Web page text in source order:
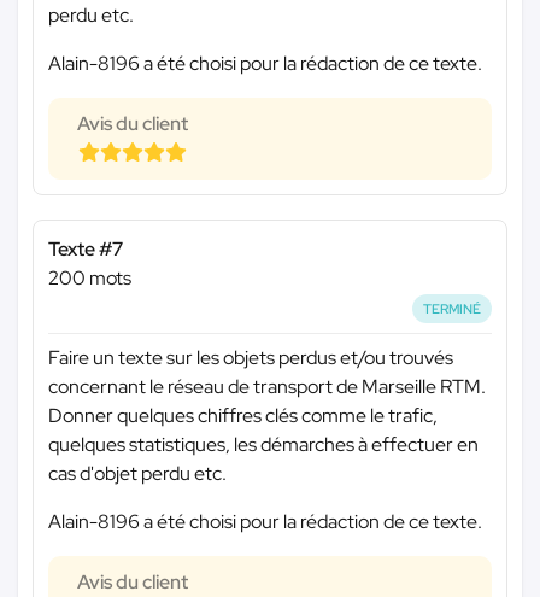
perdu etc.
Alain-8196 a été choisi pour la rédaction de ce texte.
Avis du client
Texte #7
200 mots
TERMINÉ
Faire un texte sur les objets perdus et/ou trouvés
concernant le réseau de transport de Marseille RTM.
Donner quelques chiffres clés comme le trafic,
quelques statistiques, les démarches à effectuer en
cas d'objet perdu etc.
Alain-8196 a été choisi pour la rédaction de ce texte.
Avis du client